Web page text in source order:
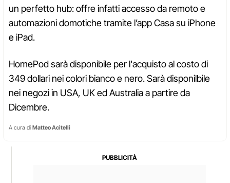
un perfetto hub: offre infatti accesso da remoto e
automazioni domotiche tramite l’app Casa su iPhone
e iPad.
HomePod sarà disponibile per l'acquisto al costo di
349 dollari nei colori bianco e nero. Sarà disponilbile
nei negozi in USA, UK ed Australia a partire da
Dicembre.
A cura di Matteo Acitelli